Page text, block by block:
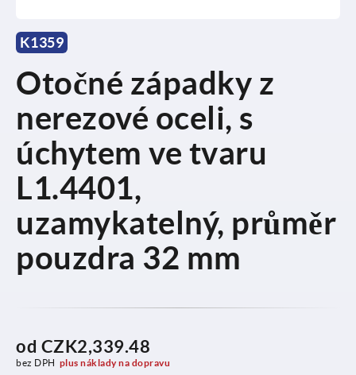
K1359
Otočné západky z
nerezové oceli, s
úchytem ve tvaru
L1.4401,
uzamykatelný, průměr
pouzdra 32 mm
od CZK2,339.48
bez DPH plus náklady na dopravu